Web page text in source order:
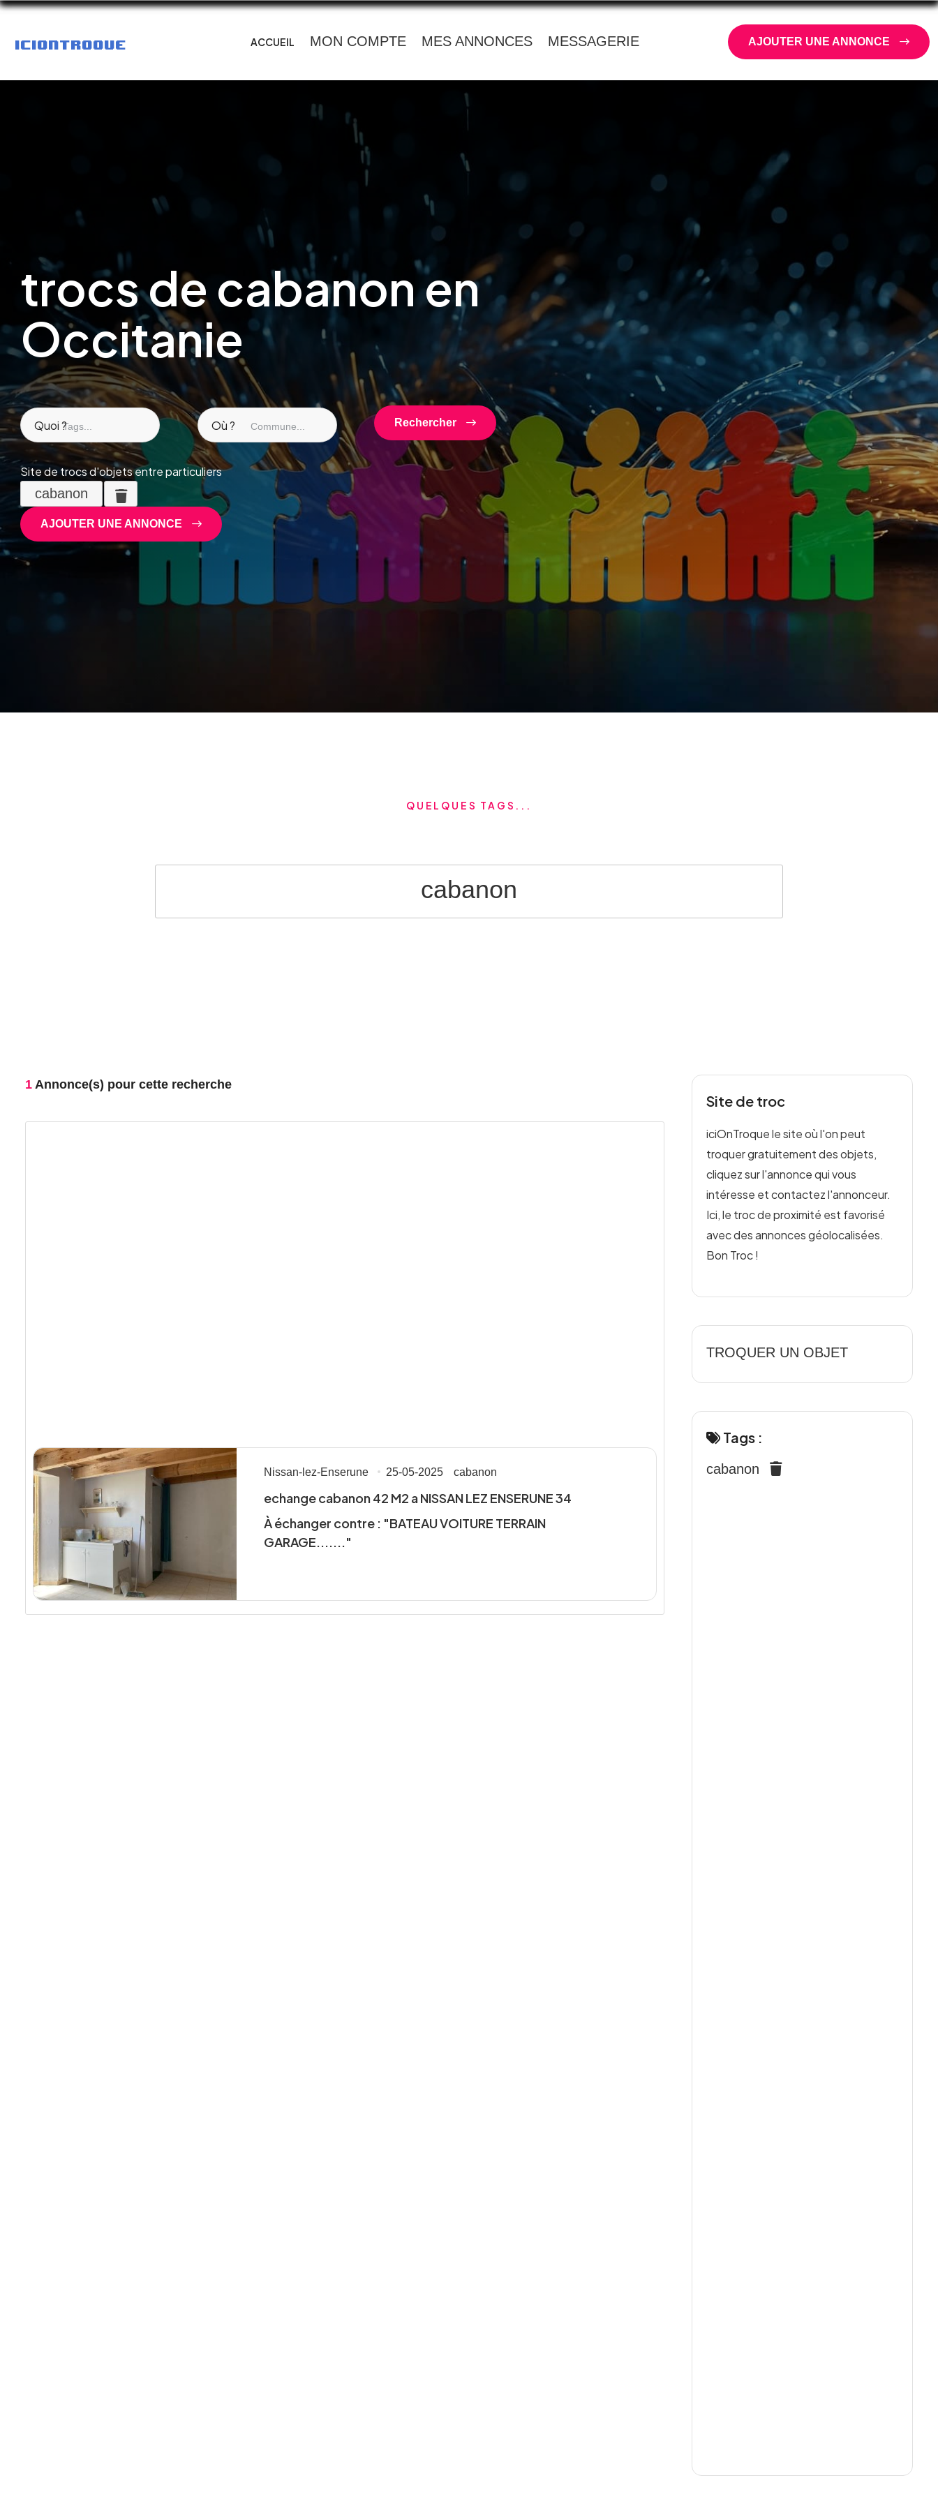
ACCUEIL MON COMPTE MES ANNONCES MESSAGERIE AJOUTER UNE ANNONCE
trocs de cabanon en
Occitanie
Quoi ? Où ? Rechercher
Site de trocs d'objets entre particuliers
cabanon
AJOUTER UNE ANNONCE
QUELQUES TAGS...
cabanon
1 Annonce(s) pour cette recherche
Nissan-lez-Enserune 25-05-2025 cabanon
echange cabanon 42 M2 a NISSAN LEZ ENSERUNE 34
À échanger contre : "BATEAU VOITURE TERRAIN
GARAGE......."
Site de troc
iciOnTroque le site où l'on peut
troquer gratuitement des objets,
cliquez sur l'annonce qui vous
intéresse et contactez l'annonceur.
Ici, le troc de proximité est favorisé
avec des annonces géolocalisées.
Bon Troc !
TROQUER UN OBJET
Tags :
cabanon